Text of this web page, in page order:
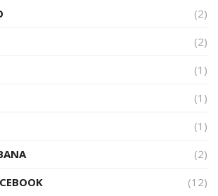
(2)
(2)
(1)
(1)
(1)
(2)
(12)